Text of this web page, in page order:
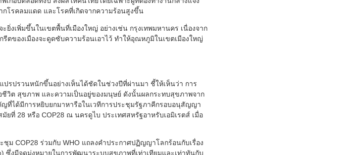
กโรคลมแดด และโรคที่เกิดจากความร้อนสูงขึ้น
ยิ่งเพิ่มขึ้นในเขตพื้นที่เมืองใหญ่ อย่างเช่น กรุงเทพมหานคร เนื่องจาก
ตของเมืองจะดูดซับความร้อนเอาไว้ ทำให้อุณหภูมิในเขตเมืองใหญ่
รปรวนหนักขึ้นอย่างเห็นได้ชัดในช่วงปีที่ผ่านมา ชี้ให้เห็นว่า การ
วิต สุขภาพ และความเป็นอยู่ของมนุษย์ ดังนั้นผลกระทบสุขภาพจาก
ที่ได้มีการหยิบยกมาหารือในเวทีการประชุมรัฐภาคีกรอบอนุสัญญา
ที่ 28 หรือ COP28 ณ นครดูไบ ประเทศสหรัฐอาหรับเอมิเรตส์ เมื่อ
ม COP28 ร่วมกับ WHO แถลงคำประกาศปฏิญญาโลกร้อนกับเรื่อง
ซึ่งมีจุดมุ่งหมายในการพัฒนาระบบสุขภาพที่เท่าเทียมและเท่าทันกับ